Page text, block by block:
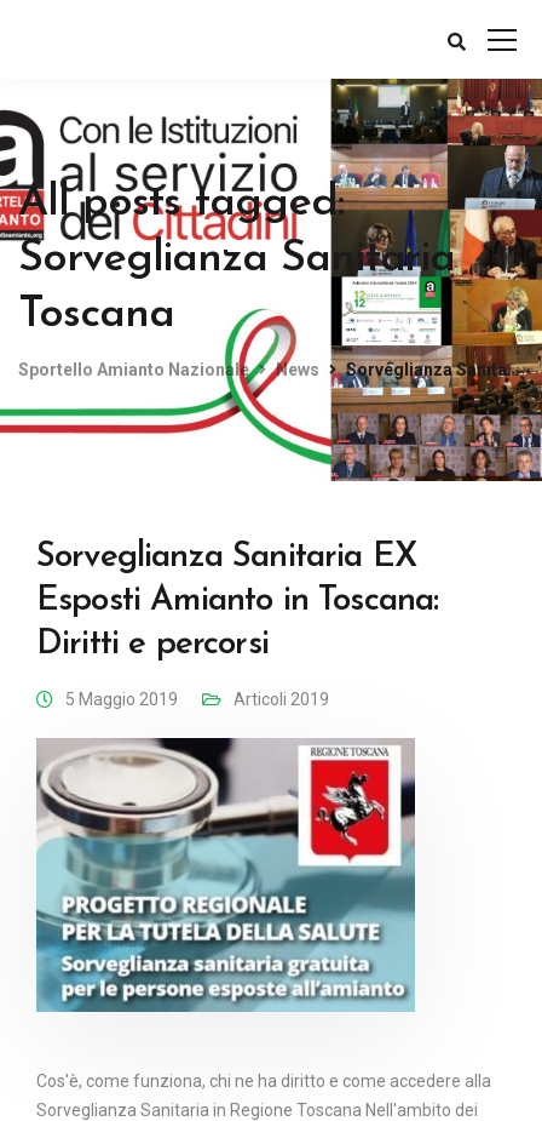
All posts tagged:
Sorveglianza Sanitaria
Toscana
Sportello Amianto Nazionale News Sorveglianza Sanitaria Toscana
Sorveglianza Sanitaria EX
Esposti Amianto in Toscana:
Diritti e percorsi
5 Maggio 2019 Articoli 2019
Cos'è, come funziona, chi ne ha diritto e come accedere alla
Sorveglianza Sanitaria in Regione Toscana Nell'ambito dei